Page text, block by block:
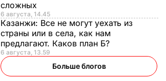
сложных
6 августа, 14.45
Казанжи: Все не могут уехать из
страны или в села, как нам
предлагают. Каков план Б?
6 августа, 13.59
Больше блогов